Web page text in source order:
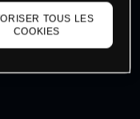
into see latest
TOUS LES
COOKIES